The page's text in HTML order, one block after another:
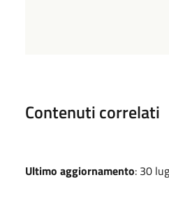
Contenuti correlati
Ultimo aggiornamento: 30